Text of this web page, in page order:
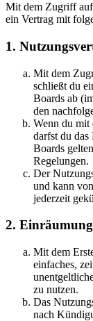
Mit dem Zugriff
ein Vertrag mit
1.
Mit dem
schließt du
Boards ab
den
Wenn du mit
darfst du
Boards
Regelungen.
Der
und kann
jederzeit
2.
Mit dem
einfaches,
zu nutzen.
Das
nach